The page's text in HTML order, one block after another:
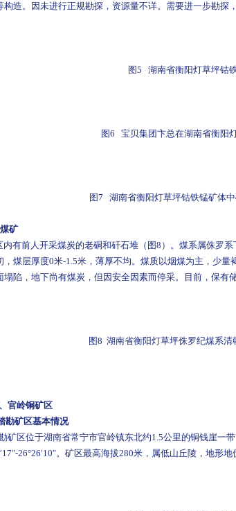
构造。因未进行正规勘探，资源量不详。需要进一步勘探
图5 湖南省衡阳灯草坪钴
图6 宝贝集团卞总在湖南省衡阳
图7 湖南省衡阳灯草坪钴铁锰矿体
煤矿
有前人开采煤炭的老硐和矸石堆（图8）。煤系属侏罗
，煤层厚度0米-1.5米，薄厚不均。煤质以烟煤为主，少
塌陷，地下尚有煤炭，但因安全因素而停采。目前，保有储
图8 湖南省衡阳灯草坪侏罗纪煤系清
官岭铜矿区
勘矿区基本情况
区位于湖南省常宁市官岭镇东北约1.5公里的铜钱崖一带
26°26′10″。矿区最高海拔280米，属低山丘陵，地形地